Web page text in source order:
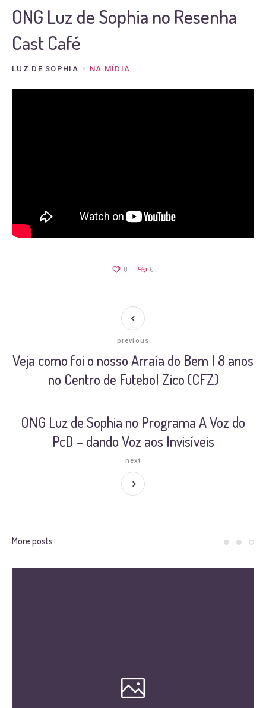
ONG Luz de Sophia no Resenha
Cast Café
LUZ DE SOPHIA NA MÍDIA
0 0
Veja como foi o nosso Arraía do Bem | 8 anos
no Centro de Futebol Zico (CFZ)
previous
ONG Luz de Sophia no Programa A Voz do
PcD – dando Voz aos Invisíveis
next
More posts